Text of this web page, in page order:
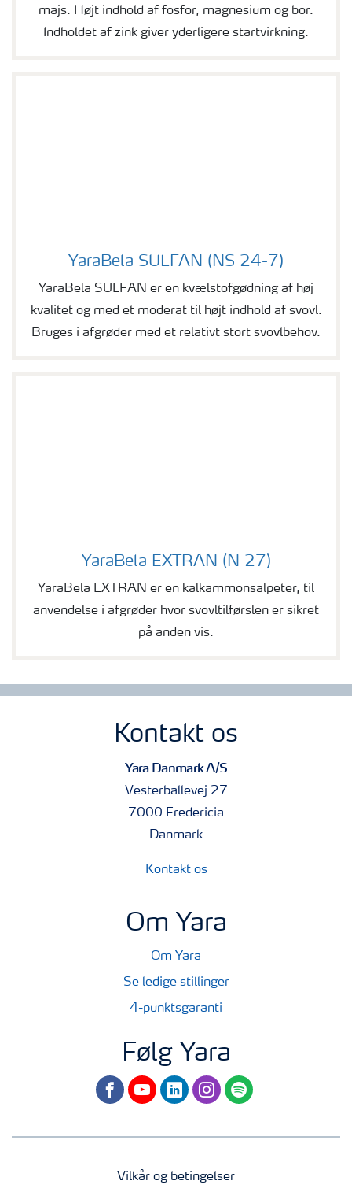
majs. Højt indhold af fosfor, magnesium og bor.
Indholdet af zink giver yderligere startvirkning.
YaraBela SULFAN (NS 24-7)
YaraBela SULFAN (NS 24-7)
YaraBela SULFAN er en kvælstofgødning af høj
kvalitet og med et moderat til højt indhold af svovl.
Bruges i afgrøder med et relativt stort svovlbehov.
YaraBela EXTRAN (N 27)
YaraBela EXTRAN (N 27)
YaraBela EXTRAN er en kalkammonsalpeter, til
anvendelse i afgrøder hvor svovltilførslen er sikret
på anden vis.
Kontakt os
Yara Danmark A/S
Vesterballevej 27
7000 Fredericia
Danmark
Kontakt os
Om Yara
Om Yara
Se ledige stillinger
4-punktsgaranti
Følg Yara
facebookyoutubelinkedininstagram
spotify
Vilkår og betingelser